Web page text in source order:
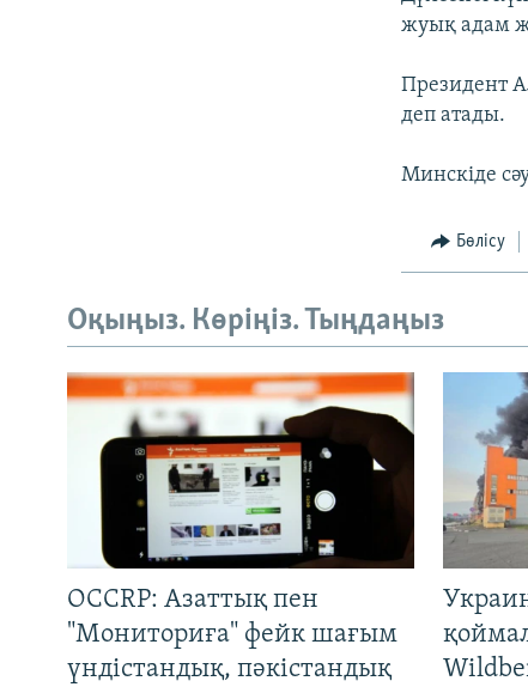
жуық адам
Президент
деп атады.
Минскіде
Бөлісу
Оқыңыз. Көріңіз. Тыңдаңыз
OCCRP: Азаттық пен
"Мониториға" фейк шағым
үндістандық, пәкістандық